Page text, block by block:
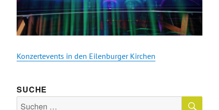
Konzertevents in den Eilenburger Kirchen
SUCHE
Suche